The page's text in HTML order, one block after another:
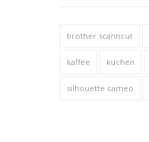
brother scanncut
kaffee kuchen
silhouette cameo